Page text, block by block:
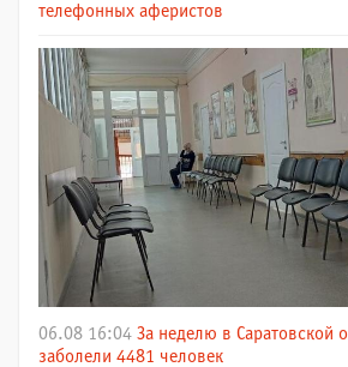
телефонных аферистов
06.08 16:04 За неделю в Саратовской
заболели 4481 человек